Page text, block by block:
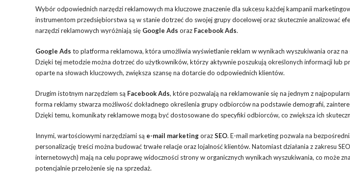
Wybór odpowiednich narzędzi reklamowych ma kluczowe znaczenie dla sukcesu każdej kampanii
instrumentom przedsiębiorstwa są w stanie dotrzeć do swojej grupy docelowej oraz skutecznie analizować
narzędzi reklamowych wyróżniają się Google Ads oraz Facebook Ads.
Google Ads to platforma reklamowa, która umożliwia wyświetlanie reklam w wynikach wyszukiwania oraz na
Dzięki tej metodzie można dotrzeć do użytkowników, którzy aktywnie poszukują określonych informacji lub
oparte na słowach kluczowych, zwiększa szansę na dotarcie do odpowiednich klientów.
Drugim istotnym narzędziem są Facebook Ads, które pozwalają na reklamowanie się na jednym z
forma reklamy stwarza możliwość dokładnego określenia grupy odbiorców na podstawie demografii,
Dzięki temu, komunikaty reklamowe mogą być dostosowane do specyfiki odbiorców, co zwiększa ich
Innymi, wartościowymi narzędziami są e-mail marketingorazSEO. E-mail marketing pozwala na
personalizację treści można budować trwałe relacje oraz lojalność klientów. Natomiast działania z zakresu
internetowych) mają na celu poprawę widoczności strony w organicznych wynikach wyszukiwania, co może
potencjalnie przełożenie się na sprzedaż.